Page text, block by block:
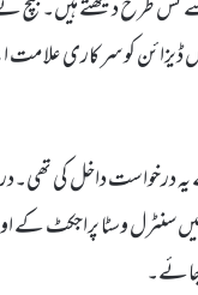
طرح دیکھتے ہیں۔ بنچ نے
کو سرکاری علامت
یہ درخواست داخل کی
میں سنٹرل وسٹا پراجکٹ